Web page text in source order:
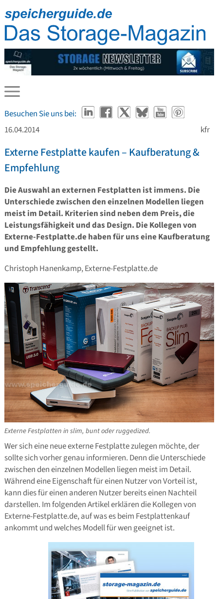
Besuchen Sie uns bei:
16.04.2014
kfr
Externe Festplatte kaufen – Kaufberatung &
Empfehlung
Die Auswahl an externen Festplatten ist immens. Die
Unterschiede zwischen den einzelnen Modellen liegen
meist im Detail. Kriterien sind neben dem Preis, die
Leistungsfähigkeit und das Design. Die Kollegen von
Externe-Festplatte.de haben für uns eine Kaufberatung
und Empfehlung gestellt.
Christoph Hanenkamp, Externe-Festplatte.de
Externe Festplatten in slim, bunt oder ruggedized.
Wer sich eine neue externe Festplatte zulegen möchte, der
sollte sich vorher genau informieren. Denn die Unterschiede
zwischen den einzelnen Modellen liegen meist im Detail.
Während eine Eigenschaft für einen Nutzer von Vorteil ist,
kann dies für einen anderen Nutzer bereits einen Nachteil
darstellen. Im folgenden Artikel erklären die Kollegen von
Externe-Festplatte.de, auf was es beim Festplattenkauf
ankommt und welches Modell für wen geeignet ist.